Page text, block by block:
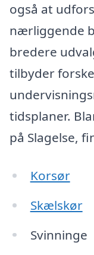
også at
nærliggende
bredere
tilbyder
tidsplaner.
på Slagelse,
Korsør
Skælskør
Svinninge